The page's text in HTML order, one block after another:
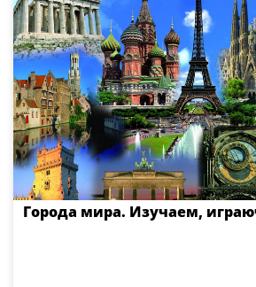
Города мира. Изучаем,